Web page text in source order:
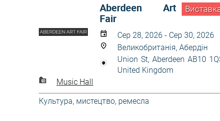
Aberdeen Art
Fair
Сер 28, 2026 - Сер 30, 2026
Великобританія, Абердін
Union St, Aberdeen AB10
United Kingdom
Music Hall
Культура, мистецтво, ремесла